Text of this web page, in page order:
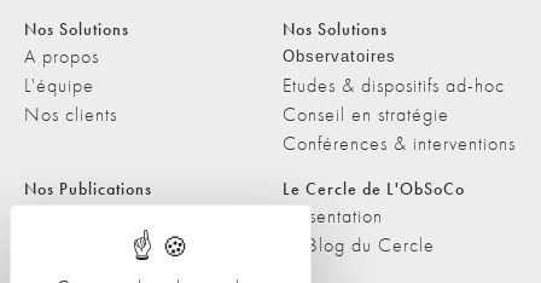
Nos Solutions
A propos
L'équipe
Nos clients
Nos Solutions
Observatoires
Etudes & dispositifs ad-hoc
Conseil en stratégie
Conférences & interventions
Nos Publications
Les Podcasts de L'ObSoCo
L'ObSoCo dans les médias
Le Cercle de L'ObSoCo
Présentation
Le Blog du Cercle